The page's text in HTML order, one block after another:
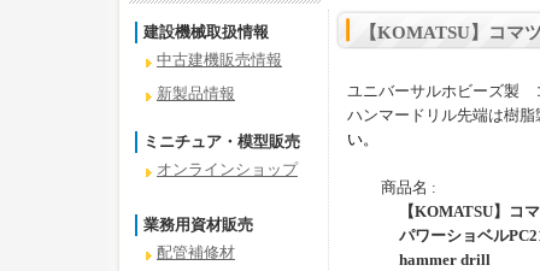
建設機械取扱情報
中古建機販売情報
新製品情報
ミニチュア・模型販売
オンラインショップ
業務用資材販売
配管補修材
【KOMATSU】コマ
ユニバーサルホビーズ製
ハンマードリル先端は樹
い。
商品名 :
【KOMATSU】コ
パワーショベル
hammer drill